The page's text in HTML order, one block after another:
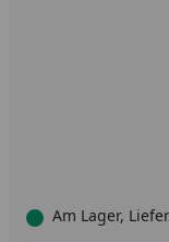
Am Lager,